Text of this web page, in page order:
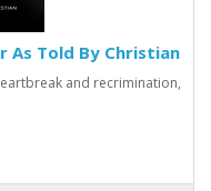
As Told By Christian
and recrimination,